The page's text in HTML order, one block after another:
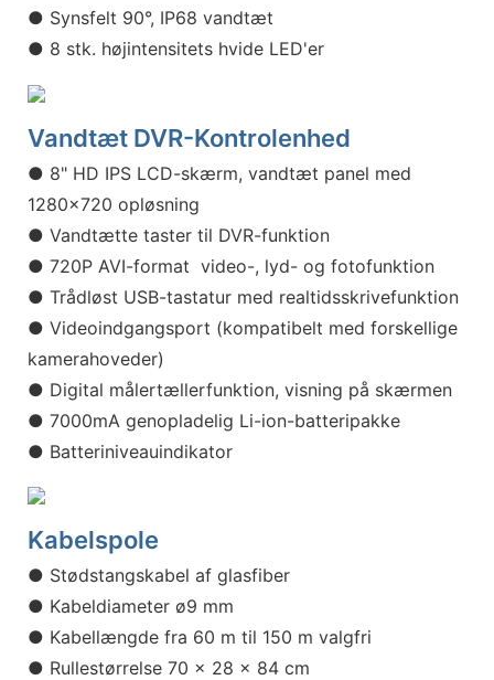
● Synsfelt 90°, IP68 vandtæt
● 8 stk. højintensitets hvide LED'er
Vandtæt DVR-Kontrolenhed
● 8" HD IPS LCD-skærm, vandtæt panel med
1280x720 opløsning
● Vandtætte taster til DVR-funktion
● 720P AVI-format video-, lyd- og fotofunktion
● Trådløst USB-tastatur med realtidsskrivefunktion
● Videoindgangsport (kompatibelt med forskellige
kamerahoveder)
● Digital målertællerfunktion, visning på skærmen
● 7000mA genopladelig Li-ion-batteripakke
● Batteriniveauindikator
Kabelspole
● Stødstangskabel af glasfiber
● Kabeldiameter ø9 mm
● Kabellængde fra 60 m til 150 m valgfri
● Rullestørrelse 70 x 28 x 84 cm